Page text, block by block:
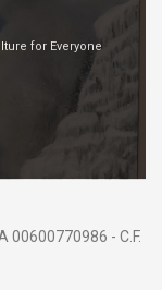
for Everyone
00600770986 - C.F.